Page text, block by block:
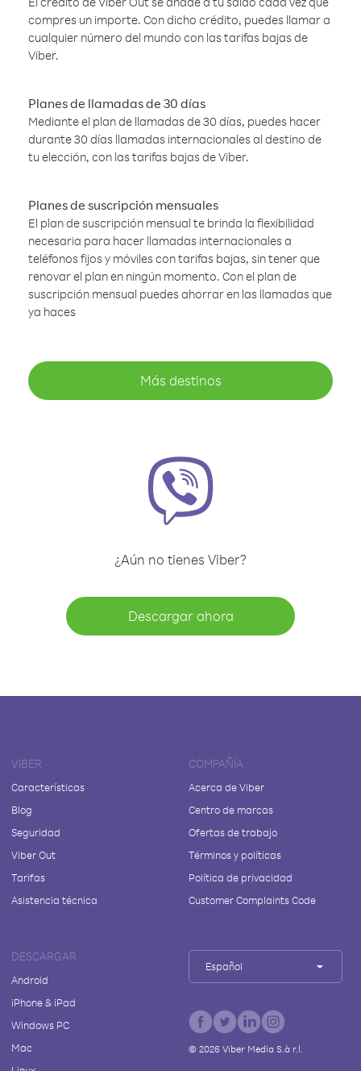
compres un importe. Con dicho crédito, puedes llamar a
cualquier número del mundo con las tarifas bajas de
Viber.
Planes de llamadas de 30 días
Mediante el plan de llamadas de 30 días, puedes hacer
durante 30 días llamadas internacionales al destino de
tu elección, con las tarifas bajas de Viber.
Planes de suscripción mensuales
El plan de suscripción mensual te brinda la flexibilidad
necesaria para hacer llamadas internacionales a
teléfonos fijos y móviles con tarifas bajas, sin tener que
renovar el plan en ningún momento. Con el plan de
suscripción mensual puedes ahorrar en las llamadas que
ya haces
Más destinos
¿Aún no tienes Viber?
Descargar ahora
VIBER
Características
Blog
Seguridad
Viber Out
Tarifas
Asistencia técnica
COMPAÑÍA
Acerca de Viber
Centro de marcas
Ofertas de trabajo
Términos y políticas
Política de privacidad
Customer Complaints Code
DESCARGAR
Android
iPhone & iPad
Windows PC
Mac
Español
© 2026Viber Media S.à r.l.